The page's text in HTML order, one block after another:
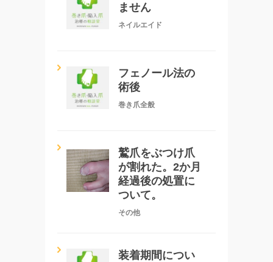
ません
ネイルエイド
フェノール法の
術後
巻き爪全般
鷲爪をぶつけ爪
が割れた。2か月
経過後の処置に
ついて。
その他
装着期間につい